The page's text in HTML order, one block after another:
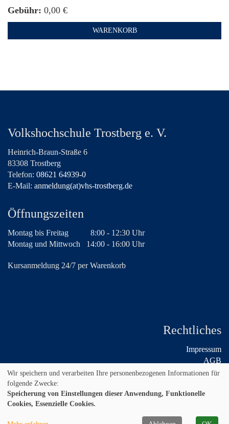
Gebühr: 0,00 €
WARENKORB
Volkshochschule Trostberg e. V.
Heinrich-Braun-Straße 6
83308 Trostberg
Telefon: 08621 64939-0
E-Mail: anmeldung(at)vhs-trostberg.de
Öffnungszeiten
Montag bis Freitag
8:00 - 12:30 Uhr
Montag und Mittwoch 14:00 - 16:00 Uhr
Kursanmeldung 24/7 per Warenkorb
Rechtliches
Impressum
AGB
Widerruf
Wir speichern und verarbeiten Ihre personenbezogenen Informationen für
folgende Zwecke:
Speicherung von Einstellungen dieser Anwendung, Funktionelle
Cookies, Essenzielle Cookies.